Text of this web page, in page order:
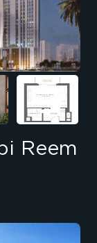
Reem